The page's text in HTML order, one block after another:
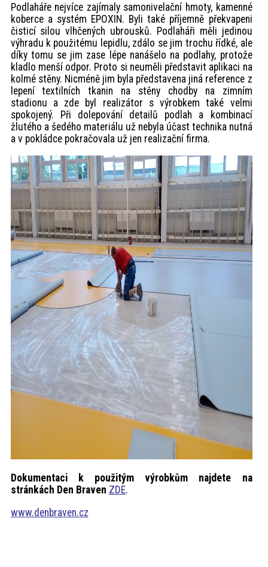
Podlaháře nejvíce zajímaly samonivelační hmoty, kamenné
koberce a systém EPOXIN. Byli také příjemně překvapeni
čisticí silou vlhčených ubrousků. Podlaháři měli jedinou
výhradu k použitému lepidlu, zdálo se jim trochu řídké, ale
díky tomu se jim zase lépe nanášelo na podlahy, protože
kladlo menší odpor. Proto si neuměli představit aplikaci na
kolmé stěny. Nicméně jim byla představena jiná reference z
lepení textilních tkanin na stěny chodby na zimním
stadionu a zde byl realizátor s výrobkem také velmi
spokojený. Při dolepování detailů podlah a kombinací
žlutého a šedého materiálu už nebyla účast technika nutná
a v pokládce pokračovala už jen realizační firma.
Dokumentaci k použitým výrobkům najdete na
stránkách Den Braven ZDE.
www.denbraven.cz